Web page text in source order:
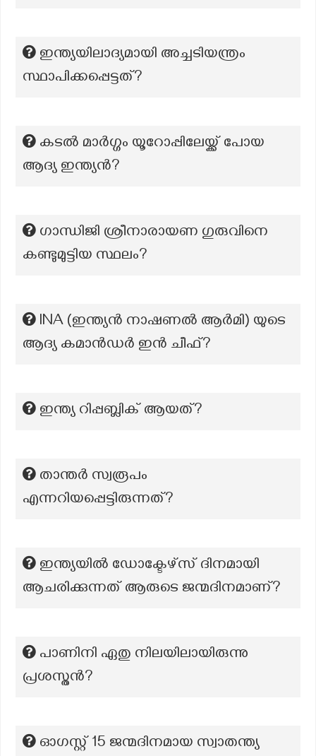
ഇന്ത്യയിലാദ്യമായി അച്ചടിയന്ത്രം
സ്ഥാപിക്കപ്പെട്ടത്?
കടൽ മാർഗ്ഗം യൂറോപ്പിലേയ്ക്ക് പോയ
ആദ്യ ഇന്ത്യൻ?
ഗാന്ധിജി ശ്രീനാരായണ ഗുരുവിനെ
കണ്ടുമുട്ടിയ സ്ഥലം?
lNA (ഇന്ത്യൻ നാഷണൽ ആർമി) യുടെ
ആദ്യ കമാൻഡർ ഇൻ ചീഫ്?
ഇന്ത്യ റിപ്പബ്ലിക് ആയത്?
താന്തർ സ്വരൂപം
എന്നറിയപ്പെട്ടിരുന്നത്?
ഇന്ത്യയിൽ ഡോക്ടേഴ്സ് ദിനമായി
ആചരിക്കുന്നത് ആരുടെ ജന്മദിനമാണ്?
പാണിനി ഏതു നിലയിലായിരുന്നു
പ്രശസ്തൻ?
ഓഗസ്റ്റ് 15 ജന്മദിനമായ സ്വാതന്ത്യ